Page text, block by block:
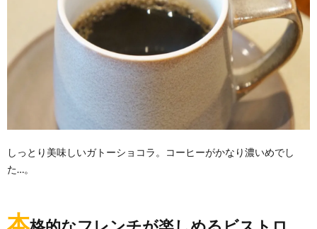
しっとり美味しいガトーショコラ。コーヒーがかなり濃いめでし
た…。
本